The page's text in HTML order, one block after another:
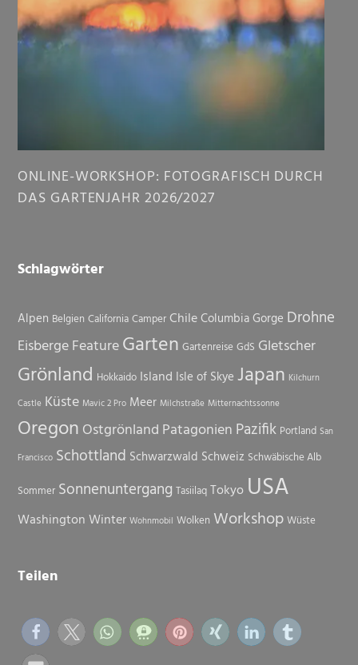
ONLINE-WORKSHOP: FOTOGRAFISCH DURCH
DAS GARTENJAHR 2026/2027
Schlagwörter
Alpen Belgien California Camper ChileColumbia Gorge Drohne
EisbergeFeatureGarten Gartenreise GdS Gletscher
Grönland Hokkaido Island Isle of Skye Japan Kilchurn
Castle Küste Mavic 2 Pro Meer Milchstraße Mitternachtssonne
Oregon Ostgrönland Patagonien Pazifik Portland San
Francisco Schottland Schwarzwald Schweiz Schwäbische Alb
Sommer Sonnenuntergang Tasiilaq Tokyo USA
Washington Winter Wohnmobil Wolken Workshop Wüste
Teilen